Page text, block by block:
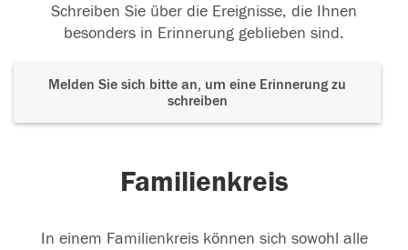
Schreiben Sie über die Ereignisse, die Ihnen
besonders in Erinnerung geblieben sind.
Melden Sie sich bitte an, um eine Erinnerung zu
schreiben
Familienkreis
In einem Familienkreis können sich sowohl alle